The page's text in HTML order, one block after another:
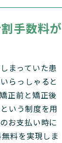
手数料が
まっていた患
らっしゃると
正前と矯正後
いう制度を用
お支払い時に
料を実現しま